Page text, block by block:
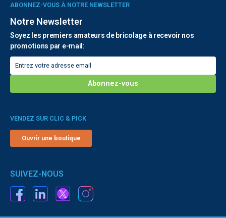
ABONNEZ-VOUS À NOTRE NEWSLETTER
Notre Newsletter
Soyez les premiers amateurs de bricolage à recevoir nos
promotions par e-mail:
VENDEZ SUR CLIC & PICK
Ouvrir une boutique
SUIVEZ-NOUS